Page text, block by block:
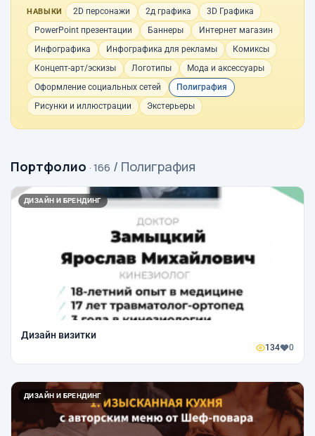
НАВЫКИ 2D персонажи 2д графика
3D Графика
PowerPoint презентации
Баннеры
Интернет магазин
Инфографика
Инфографика для рекламы
Комиксы
Концепт-арт/эскизы
Логотипы
Мода и аксессуары
Оформление социальных сетей
Полиграфия
Рисунки и иллюстрации
Экстерьеры
Портфолио · 166 / Полиграфия
ДИЗАЙН И БРЕНДИНГ
Дизайн визитки
134 0
ДИЗАЙН И БРЕНДИНГ